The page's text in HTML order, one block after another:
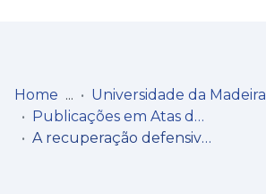
Communities
Home
Universidade da Madeira
Publicações em Atas de Congressos/Conferências, etc.
A recuperação defensiva no andebol: análise da fase final do Campeonato do Mundo de Seniores Masculinos 2017